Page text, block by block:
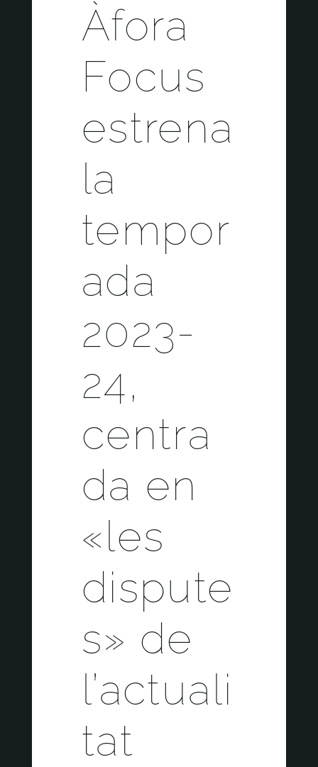
Àfora
Focus
estrena
la
tempor
ada
2023-
24,
centra
da en
«les
dispute
s» de
l’actuali
tat